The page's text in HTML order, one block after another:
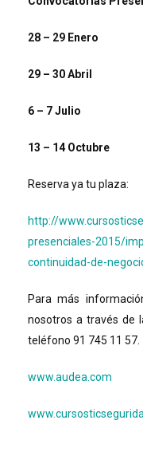
28 – 29 Enero
29 – 30 Abril
6 – 7 Julio
13 – 14 Octubre
Reserva ya tu plaza:
http://
presenciales-2015/
continuidad-de-
Para más
nosotros a través de
teléfono 91 745 11 57.
www.audea.com